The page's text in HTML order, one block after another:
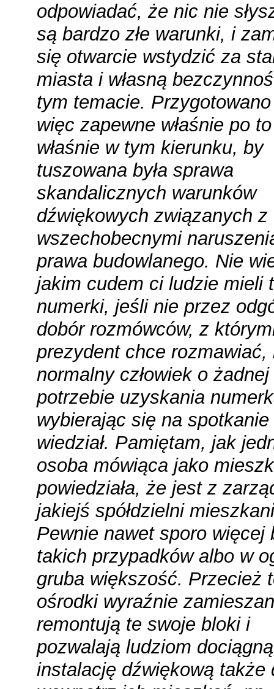
odpowiadać, że nic nie
są bardzo złe warunki, i
się otwarcie wstydzić za
miasta i własną
tym temacie.
więc zapewne właśnie po
właśnie w tym kierunku, by
tuszowana była sprawa
skandalicznych warunków
dźwiękowych związanych z
wszechobecnymi
prawa budowlanego. Nie
jakim cudem ci ludzie mieli
numerki, jeśli nie przez
dobór rozmówców, z
prezydent chce rozmawiać,
normalny człowiek o żadnej
potrzebie uzyskania
wybierając się na spotkanie
wiedział. Pamiętam, jak
osoba mówiąca jako
powiedziała, że jest z
jakiejś spółdzielni
Pewnie nawet sporo więcej
takich przypadków albo w
gruba większość. Przecież
ośrodki wyraźnie
remontują te swoje bloki i
pozwalają ludziom
instalację dźwiękową także